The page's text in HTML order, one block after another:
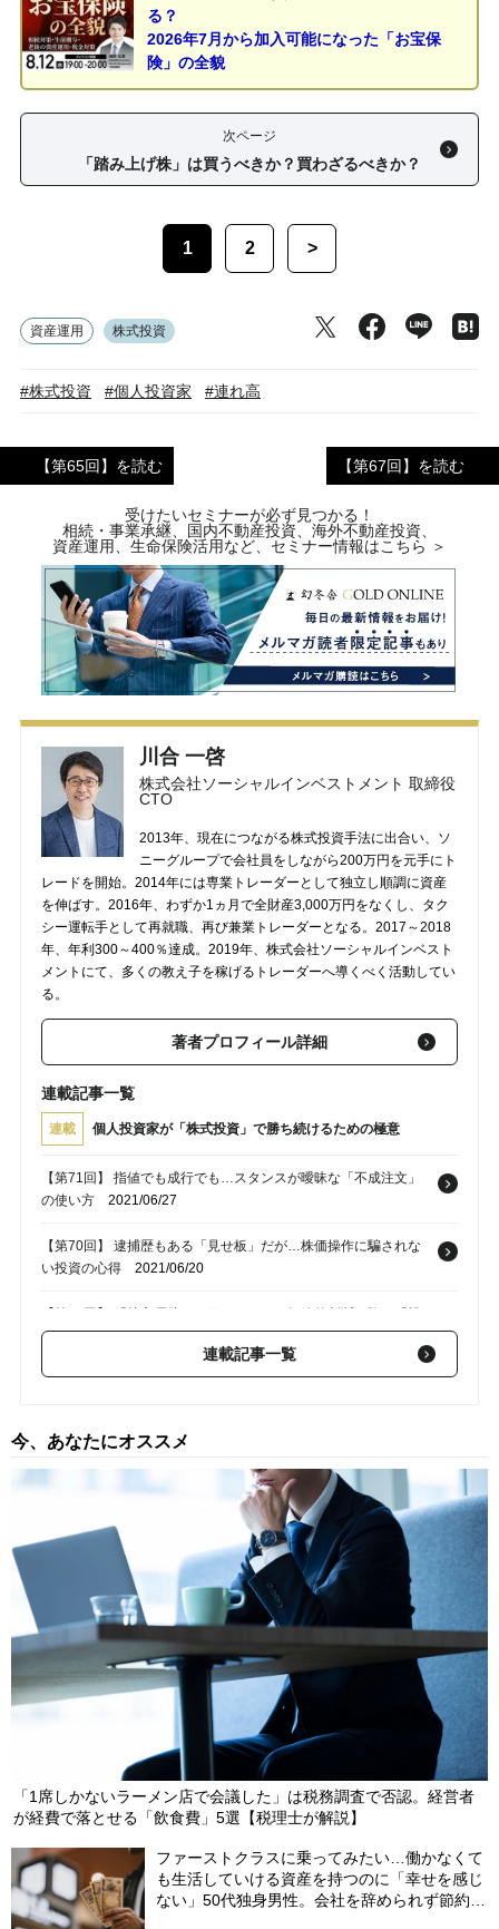
る？
2026年7月から加入可能になった「お宝保
険」の全貌
次ページ
「踏み上げ株」は買うべきか？買わざるべきか？
1 2 >
資産運用 株式投資
#株式投資 #個人投資家 #連れ高
【第65回】を読む 【第67回】を読む
受けたいセミナーが必ず見つかる！
相続・事業承継、国内不動産投資、海外不動産投資、
資産運用、生命保険活用など、セミナー情報はこちら ＞
川合 一啓
株式会社ソーシャルインベストメント 取締役
CTO
2013年、現在につながる株式投資手法に出合い、ソ
ニーグループで会社員をしながら200万円を元手にト
レードを開始。2014年には専業トレーダーとして独立し順調に資産
を伸ばす。2016年、わずか1ヵ月で全財産3,000万円をなくし、タク
シー運転手として再就職、再び兼業トレーダーとなる。2017～2018
年、年利300～400％達成。2019年、株式会社ソーシャルインベスト
メントにて、多くの教え子を稼げるトレーダーへ導くべく活動してい
る。
著者プロフィール詳細
連載記事一覧
連載 個人投資家が「株式投資」で勝ち続けるための極意
【第71回】 指値でも成行でも…スタンスが曖昧な「不成注文」
の使い方 2021/06/27
【第70回】 逮捕歴もある「見せ板」だが…株価操作に騙されな
い投資の心得 2021/06/20
【第69回】 「株主優待」に目がくらみ…短絡的判断で陥る「投
資リスク」2021/06/13
【第68回】 「騰落レシオが130％超だから買い」この投資判断は
【第67回】 株価下落がチャンス…「逆張り手法」で一発逆転を
狙うには？
2021/05/30
連載記事一覧
今、あなたにオススメ
「1席しかないラーメン店で会議した」は税務調査で否認。経営者
が経費で落とせる「飲食費」5選【税理士が解説】
ファーストクラスに乗ってみたい…働かなくて
も生活していける資産を持つのに「幸せを感じ
ない」50代独身男性。会社を辞められず節約生